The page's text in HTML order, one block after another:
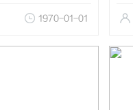
1970-01-01